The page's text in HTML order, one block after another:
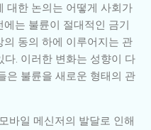
대한 논의는 어떻게 사회가
는 불륜이 절대적인 금기
의 동의 하에 이루어지는 관
. 이러한 변화는 성향이 다
은 불륜을 새로운 형태의 관
바일 메신저의 발달로 인해